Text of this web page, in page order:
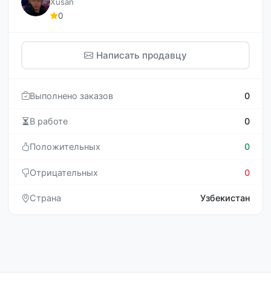
0
Написать продавцу
Выполнено заказов 0
В работе 0
Положительных 0
Отрицательных 0
Страна Узбекистан